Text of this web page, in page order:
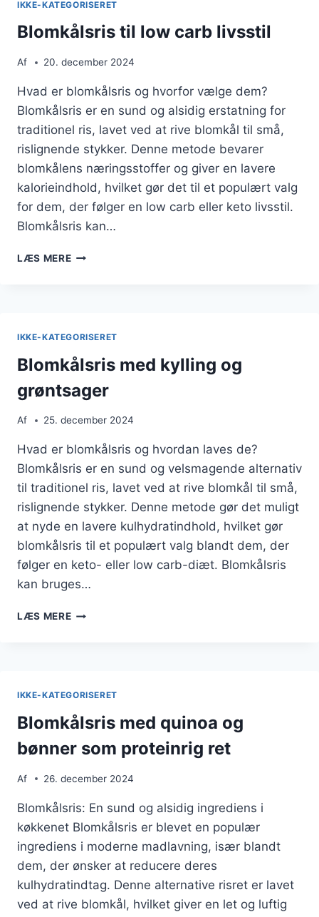
IKKE-KATEGORISERET
Blomkålsris til low carb livsstil
Af 20. december 2024
Hvad er blomkålsris og hvorfor vælge dem?
Blomkålsris er en sund og alsidig erstatning for
traditionel ris, lavet ved at rive blomkål til små,
rislignende stykker. Denne metode bevarer
blomkålens næringsstoffer og giver en lavere
kalorieindhold, hvilket gør det til et populært valg
for dem, der følger en low carb eller keto livsstil.
Blomkålsris kan…
LÆS MEREBLOMKÅLSRIS
IKKE-KATEGORISERET
Blomkålsris med kylling og
grøntsager
Af 25. december 2024
Hvad er blomkålsris og hvordan laves de?
Blomkålsris er en sund og velsmagende alternativ
til traditionel ris, lavet ved at rive blomkål til små,
rislignende stykker. Denne metode gør det muligt
at nyde en lavere kulhydratindhold, hvilket gør
blomkålsris til et populært valg blandt dem, der
følger en keto- eller low carb-diæt. Blomkålsris
kan bruges…
LÆS MEREBLOMKÅLSRIS
IKKE-KATEGORISERET
Blomkålsris med quinoa og
bønner som proteinrig ret
Af 26. december 2024
Blomkålsris: En sund og alsidig ingrediens i
køkkenet Blomkålsris er blevet en populær
ingrediens i moderne madlavning, især blandt
dem, der ønsker at reducere deres
kulhydratindtag. Denne alternative risret er lavet
ved at rive blomkål, hvilket giver en let og luftig